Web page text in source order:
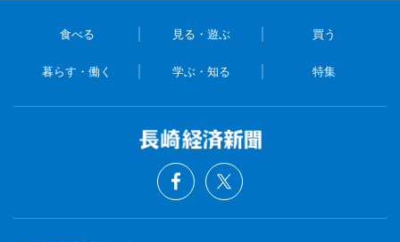
食べる 見る・遊ぶ 買う
暮らす・働く 学ぶ・知る 特集